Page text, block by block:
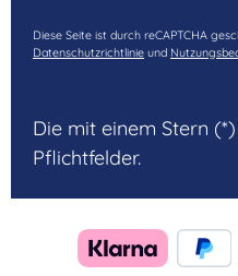
Diese Seite ist durch reCAPTCHA
Datenschutzrichtlinie und
Die mit einem Stern
Pflichtfelder.